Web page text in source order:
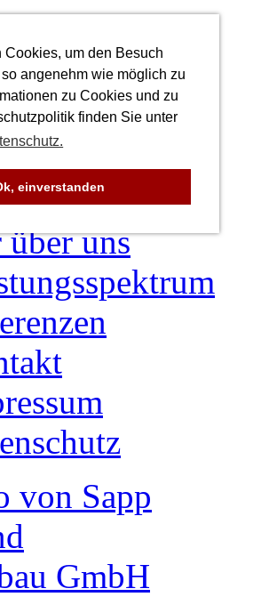
Cookies, um den Besuch
angenehm wie möglich zu
zu Cookies und zu
finden Sie unter
einverstanden
uns